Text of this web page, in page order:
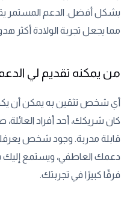
بشكل أفضل. الدعم المستمر
مما يجعل تجربة الولادة أكثر
من يمكنه تقديم لي الدعم
أي شخص تثقين به يمكن أن
كان شريكك، أحد أفراد
قابلة مدربة. وجود شخص
دعمك العاطفي، ويستمع
فرقًا كبيرًا في تجربتك.